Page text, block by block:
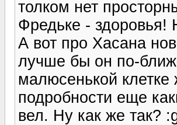
толком нет
Фредьке - здоровья!
А вот про Хасана
лучше бы он по-
малюсенькой
подробности еще
вел. Ну как же так?